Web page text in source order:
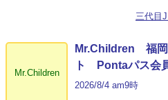
三代目
Mr.Children
Mr.Children 福岡
ト Pontaパス会
2026/8/4 am9時